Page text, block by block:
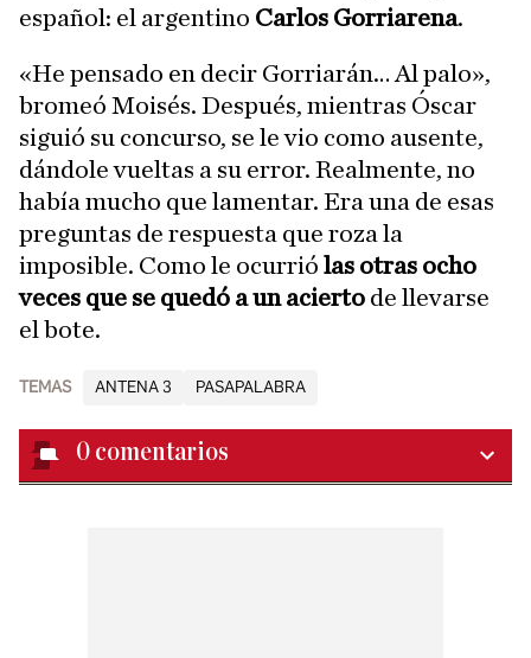
español: el argentino Carlos Gorriarena.
«He pensado en decir Gorriarán… Al palo»,
bromeó Moisés. Después, mientras Óscar
siguió su concurso, se le vio como ausente,
dándole vueltas a su error. Realmente, no
había mucho que lamentar. Era una de esas
preguntas de respuesta que roza la
imposible. Como le ocurrió las otras ocho
veces que se quedó a un acierto de llevarse
el bote.
TEMAS ANTENA 3 PASAPALABRA
0 comentarios